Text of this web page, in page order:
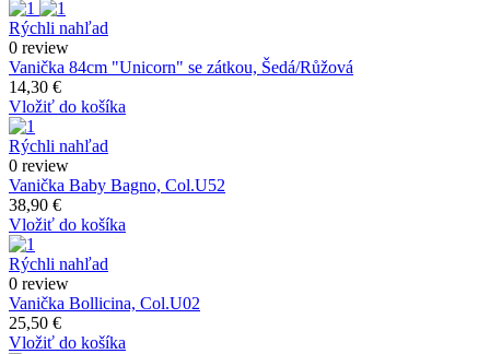
Rýchli nahľad
0 review
Vanička 84cm "Unicorn" se zátkou, Šedá/Růžová
14,30 €
Vložiť do košíka
Rýchli nahľad
0 review
Vanička Baby Bagno, Col.U52
38,90 €
Vložiť do košíka
Rýchli nahľad
0 review
Vanička Bollicina, Col.U02
25,50 €
Vložiť do košíka